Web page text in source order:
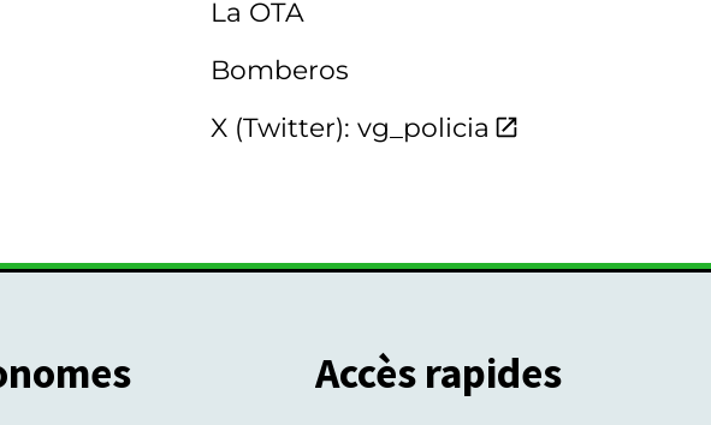
La OTA
Bomberos
X (Twitter): vg_policia
Accès rapides